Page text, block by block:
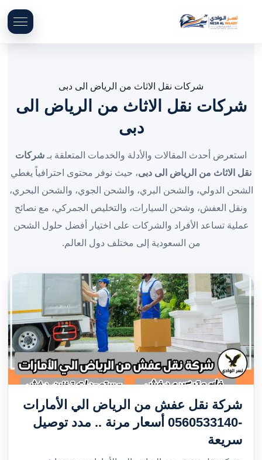
شركات نقل الاثاث من الرياض الى دبى
شركات نقل الاثاث من الرياض الى
دبى
استعرض أحدث المقالات والأدلة والخدمات المتعلقة بـ شركات
نقل الاثاث من الرياض الى دبى، حيث نوفر محتوى احترافياً يغطي
الشحن الدولي، والشحن البري، والشحن الجوي، والشحن البحري،
ونقل العفش، وشحن السيارات، والتخليص الجمركي، مع نصائح
عملية تساعد الأفراد والشركات على اختيار أفضل حلول الشحن
من السعودية إلى مختلف دول العالم.
شركة نقل عفش من الرياض الي الأمارات
-0560533140 أسعار مرنة .. مدد توصيل
سريعة